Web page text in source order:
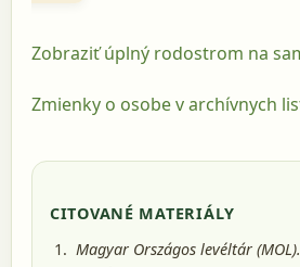
Zobraziť úplný rodostrom na
Zmienky o osobe v archívnych
CITOVANÉ MATERIÁLY
Magyar Országos levéltár (MOL).